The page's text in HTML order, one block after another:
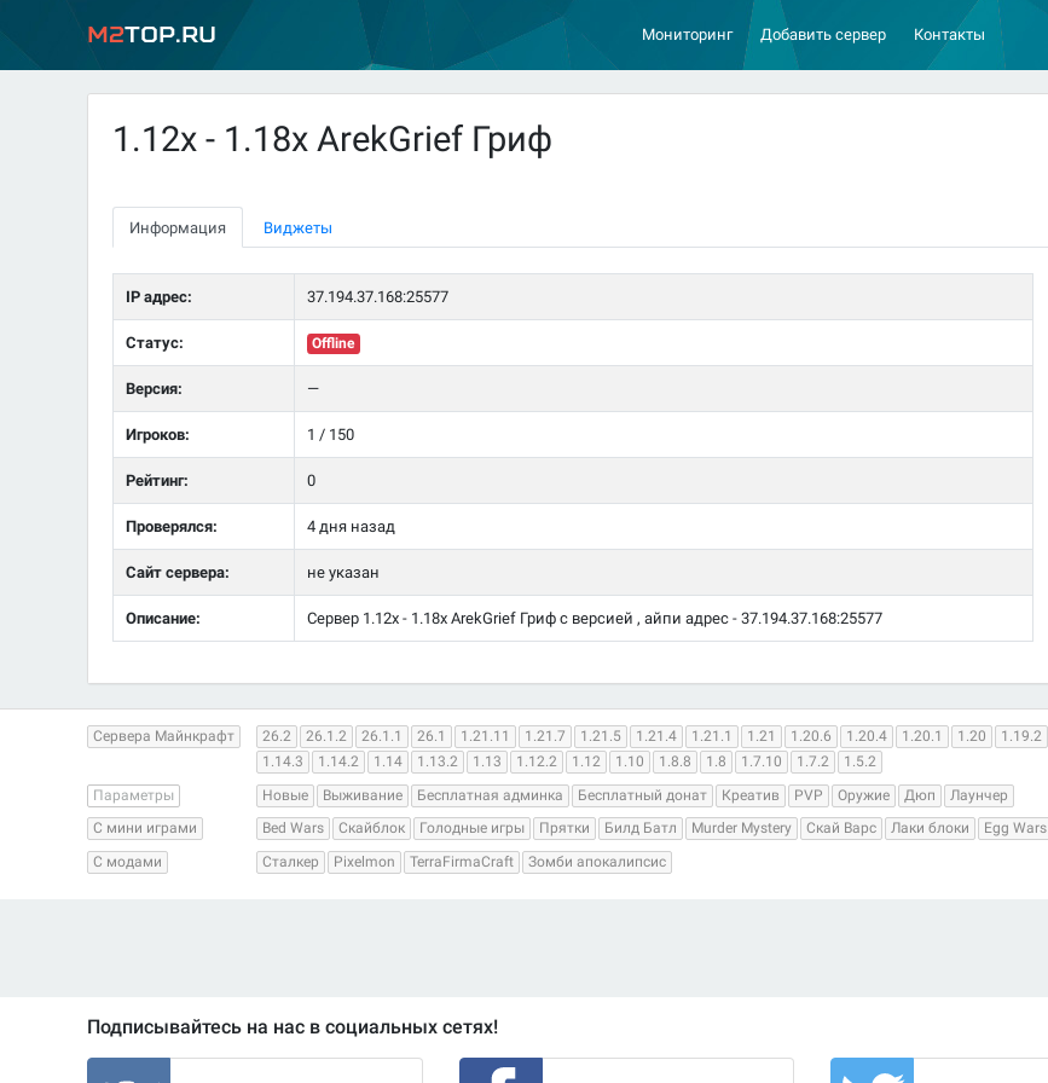
M2Top.ru Мониторинг Добавить сервер Контакты
1.12x - 1.18x ArekGrief Гриф
Информация Виджеты
IP адрес: 37.194.37.168:25577
Статус: Offline
Версия: —
Игроков: 1 / 150
Рейтинг: 0
Проверялся: 4 дня назад
Сайт сервера: не указан
Описание: Сервер 1.12x - 1.18x ArekGrief Гриф с версией , айпи адрес - 37.194.37.168:25577
Сервера Майнкрафт 26.2 26.1.2 26.1.1 26.1 1.21.11 1.21.7 1.21.5 1.21.4 1.21.1 1.21 1.20.6 1.20.4 1.20.1 1.20 1.19.2
1.14.3
1.14.2 1.14 1.13.2 1.13 1.12.2 1.12 1.10 1.8.8 1.8 1.7.10 1.7.2
1.5.2
Параметры
Новые Выживание Бесплатная админка Бесплатный донат Креатив PVP Оружие Дюп
Лаунчер
С мини играми
Bed Wars Скайблок Голодные игры Прятки Билд Батл Murder Mystery Скай Варс Лаки блоки
Egg Wars
С модами
Сталкер Pixelmon TerraFirmaCraft Зомби апокалипсис
Подписывайтесь на нас в социальных сетях!